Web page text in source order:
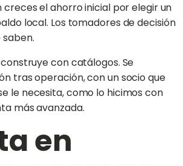
el ahorro inicial por elegir un
local. Los tomadores de decisión
con catálogos. Se
tras operación, con un socio que
le necesita, como lo hicimos con
más avanzada.
en